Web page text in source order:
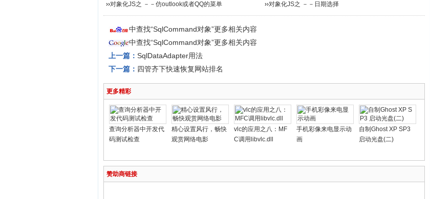
››对象化JS之 －－仿outlook或者QQ的菜单 ››对象化JS之 －－日期选择
中查找“SqlCommand对象”更多相关内容
中查找“SqlCommand对象”更多相关内容
上一篇： SqlDataAdapter用法
下一篇： 四管齐下快速恢复网站排名
更多精彩
查询分析器中开发代
码测试检查
精心设置风行，畅快
观赏网络电影
vlc的应用之八：MF
C调用libvlc.dll
手机彩像来电显示动
画
自制Ghost XP SP3
启动光盘(二)
赞助商链接